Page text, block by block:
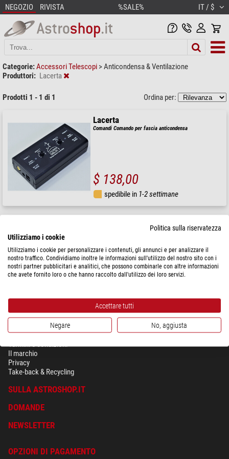
NEGOZIO RIVISTA %SALE% IT / $
Categorie:Accessori Telescopi >Anticondensa & Ventilazione
Produttori: Lacerta
Prodotti 1 - 1 di 1 Ordina per:
Lacerta
Comandi Comando per fascia anticondensa
$ 138,00
spedibile in 1-2 settimane
SICUREZZA & PRIVACY
Termini e condizioni
Il marchio
Privacy
Take-back & Recycling
SULLA ASTROSHOP.IT
DOMANDE
NEWSLETTER
OPZIONI DI PAGAMENTO
Politica sulla riservatezza
Utilizziamo i cookie
Utilizziamo i cookie per personalizzare i contenuti, gli annunci e per analizzare il
nostro traffico. Condividiamo inoltre le informazioni sull'utilizzo del nostro sito con i
nostri partner pubblicitari e analitici, che possono combinarle con altre informazioni
che avete fornito loro o che hanno raccolto dall'utilizzo dei loro servizi.
Accettare tutti
Negare No, aggiusta